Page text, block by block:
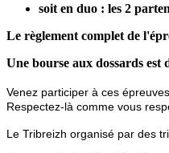
soit en duo : les 2
Le règlement complet de
Une bourse aux dossards est
Venez participer à ces
Respectez-là comme vous
Le Tribreizh organisé par des